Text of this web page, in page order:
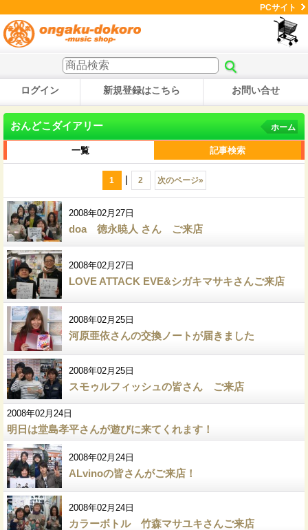
PCサイト
ログイン 新規登録はこちら お問い合せ
おんどこダイアリー ホーム
一覧 記事検索
1 | 2 次のページ»
2008年02月27日
doa 徳永暁人 さん ご来店
2008年02月27日
LOVE ATTACK EVE&シガキマサキさんご来店
2008年02月25日
河原亜依さんの交換ノートが届きました
2008年02月25日
スモゥルフィッシュの皆さん ご来店
2008年02月24日
明日は堂島孝平さんが遊びに来てくれます！
2008年02月24日
ALvinoの皆さんがご来店！
2008年02月24日
カラーボトル 竹森マサユキさんご来店